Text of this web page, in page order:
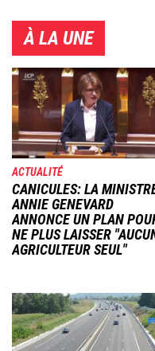
À LA UNE
Image
ACTUALITÉ
CANICULES: LA
ANNIE GENEVARD
ANNONCE UN PLAN
NE PLUS LAISSER
AGRICULTEUR SEUL"
Image